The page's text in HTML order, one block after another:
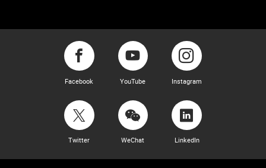
Facebook YouTube Instagram
Twitter WeChat LinkedIn